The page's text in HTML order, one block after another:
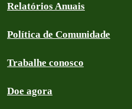
Relatórios Anuais
Política de Comunidade
Trabalhe conosco
Doe agora